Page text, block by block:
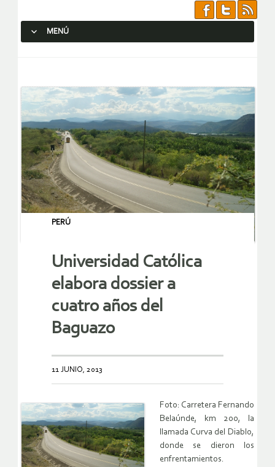
MENÚ
PERÚ
Universidad Católica
elabora dossier a
cuatro años del
Baguazo
11 JUNIO, 2013
Foto: Carretera Fernando
Belaúnde, km 200, la
llamada Curva del Diablo,
donde se dieron los
enfrentamientos.